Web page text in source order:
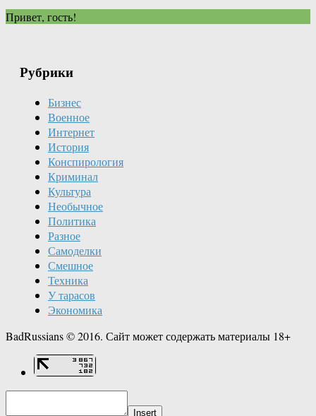
Привет, гость!
Рубрики
Бизнес
Военное
Интернет
История
Конспирология
Криминал
Культура
Необычное
Политика
Разное
Самоделки
Смешное
Техника
У тарасов
Экономика
BadRussians © 2016. Сайт может содержать материалы 18+
Insert